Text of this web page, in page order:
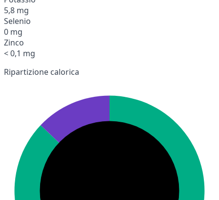
5,8 mg
Selenio
0 mg
Zinco
< 0,1 mg
Ripartizione calorica